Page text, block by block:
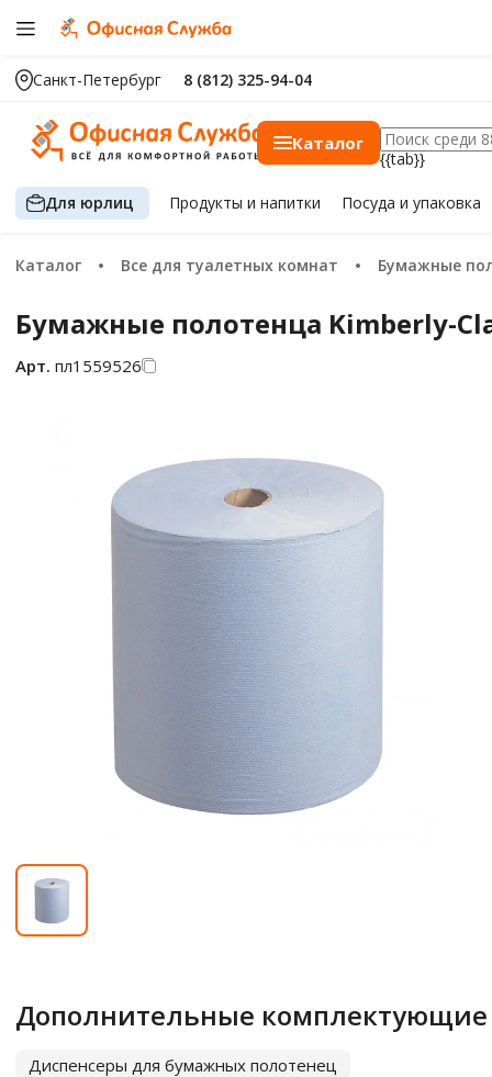
Санкт-Петербург 8 (812) 325-94-04
Каталог
{{tab}}
Для юрлиц Продуктыи напитки Посуда и упаковка
Каталог Все для туалетных комнат Бумажные
Бумажные полотенца Kimberly-
Арт. пл1559526
Дополнительные комплектующие
Диспенсеры для бумажных полотенец